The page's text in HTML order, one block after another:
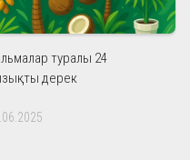
туралы 24
дерек